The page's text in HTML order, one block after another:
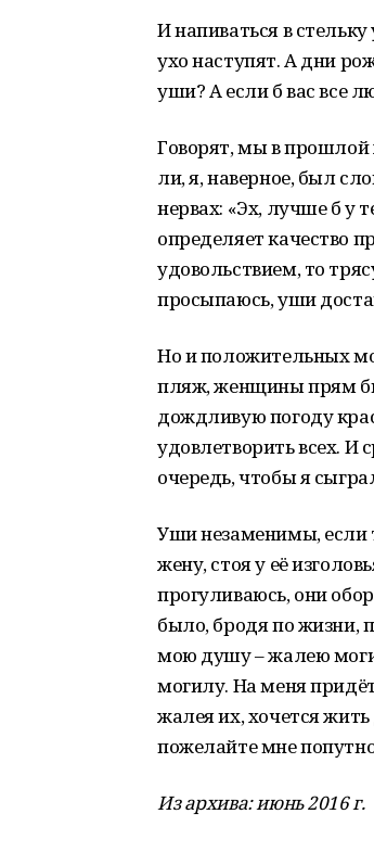
И напиваться в
ухо наступят. А дни
уши? А если б вас все
Говорят, мы в
ли, я, наверное, был
нервах: «Эх, лучше б у
определяет качество
удовольствием, то
просыпаюсь, уши
Но и положительных
пляж, женщины прям
дождливую погоду
удовлетворить всех. И
очередь, чтобы я
Уши незаменимы, если
жену, стоя у её
прогуливаюсь, они
было, бродя по жизни,
мою душу – жалею
могилу. На меня
жалея их, хочется
пожелайте мне
Из архива: июнь 2016 г.